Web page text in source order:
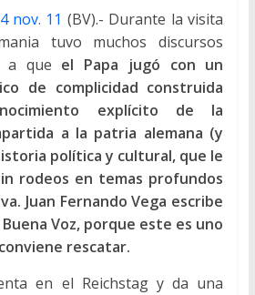
nov. 11 (BV).- Durante la visita
tuvo muchos discursos
a que el Papa jugó con un
de complicidad construida
explícito de la
a la patria alemana (y
política y cultural, que le
rodeos en temas profundos
Juan Fernando Vega escribe
Voz, porque este es uno
rescatar.
en el Reichstag y da una